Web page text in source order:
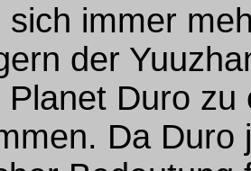
sich immer
der
Duro
Da Duro